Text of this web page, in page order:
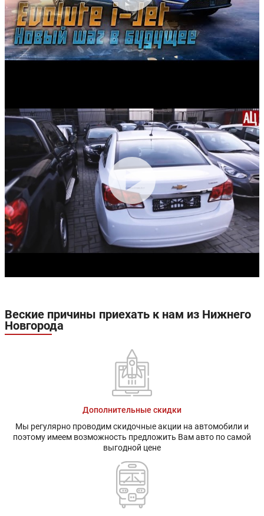
Веские причины приехать к нам из Нижнего
Новгорода
Дополнительные скидки
Мы регулярно проводим скидочные акции на автомобили и
поэтому имеем возможность предложить Вам авто по самой
выгодной цене